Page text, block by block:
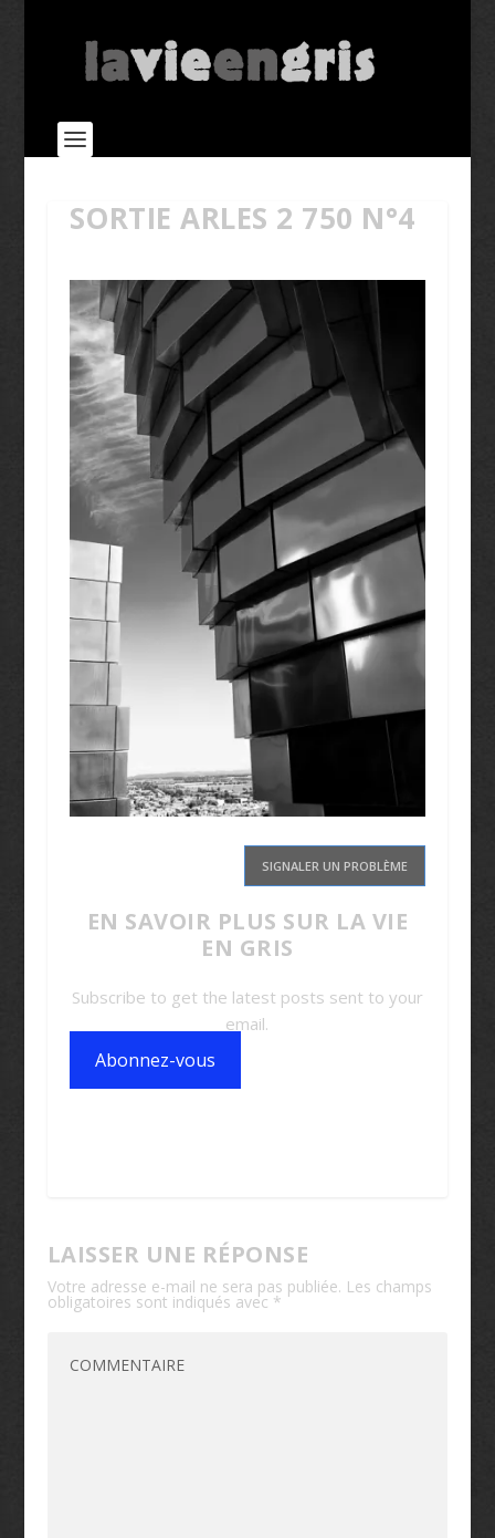
SORTIE ARLES 2 750 N°4
SIGNALER UN PROBLÈME
EN SAVOIR PLUS SUR LA VIE
EN GRIS
Subscribe to get the latest posts sent to your
email.
Abonnez-vous
LAISSER UNE RÉPONSE
Votre adresse e-mail ne sera pas publiée. Les champs
obligatoires sont indiqués avec *